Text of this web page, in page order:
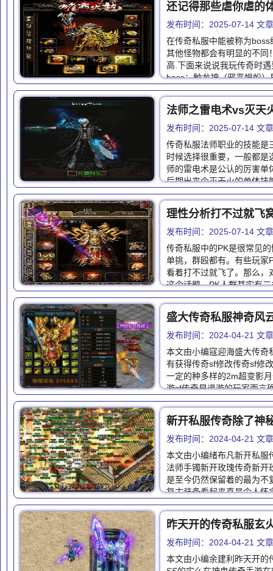
还记得那些虐你虐的
发布时间：2025-07-14 文
在传奇私服中能被称为
其他怪物都会有明显的不同
高.下面来说说我玩传奇时
boss：触龙神（邪恶蜈蚣
法师之雷电术vs灭天
发布时间：2025-07-14 文
传奇私服法师职业的技能是
时候选择很重要，一般都
师的雷电术是公认的厉害
后期出来个灭天火的单体
理性分析打不过就飞
发布时间：2025-07-14 文
传奇私服中的PK是很常见
单挑，群殴都有。有些玩家
看着打不过就飞了。那么，
这个话题。PK人群其实有
发布时间：2024-04-21 文
本文由小编寇迎海盛大传奇
有获得传奇sf修改传奇sf修
一定的种多样的2m超变影
游sf传奇早退游的玩家而言
发布时间：2024-04-21 文
本文由小编绪布凡新开私服
法师手镯新开玫瑰传奇新
是至今仍然保留着的最为不
复古装备看起来真是令人
昨天开的传奇私服玄
发布时间：2024-04-21 文
本文由小编余建利昨天开的